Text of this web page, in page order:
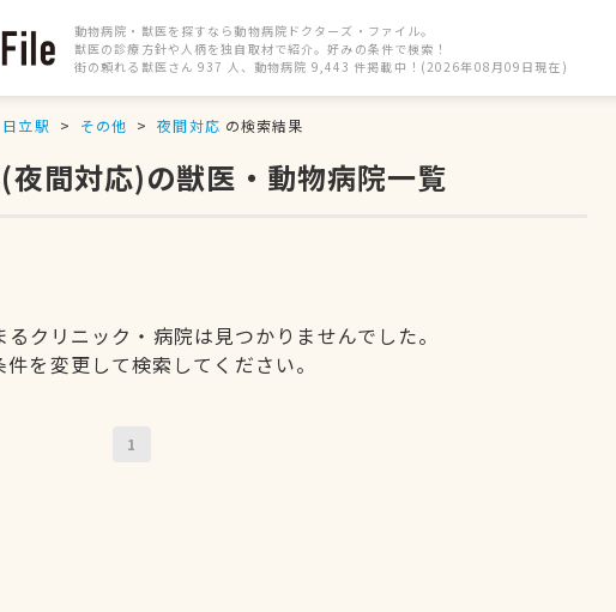
動物病院・獣医を探すなら動物病院ドクターズ・ファイル。
獣医の診療方針や人柄を独自取材で紹介。好みの条件で検索！
街の頼れる獣医さん 937 人、動物病院 9,443 件掲載中！(2026年08月09日現在)
日立駅 その他 夜間対応 の検索結果
間対応)の獣医・動物病院一覧
クリニック・病院は見つかりませんでした。
件を変更して検索してください。
1